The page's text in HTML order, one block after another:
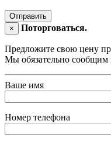
Отправить
×
Поторговаться.
Предложите свою цену
Мы обязательно сообщим
Ваше имя
Номер телефона